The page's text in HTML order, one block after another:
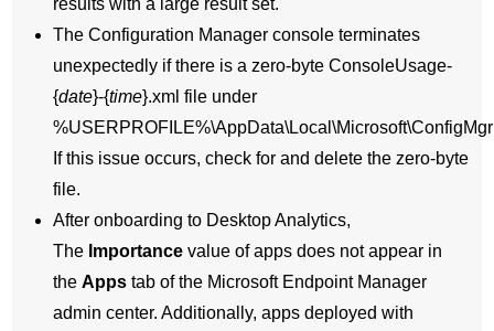
results with a large result set.
The Configuration Manager console terminates
unexpectedly if there is a zero-byte ConsoleUsage-
{date}-{time}.xml file under
If this issue occurs, check for and delete the zero-byte
file.
After onboarding to Desktop Analytics,
The Importance value of apps does not appear in
theAppstab of the Microsoft Endpoint Manager
admin center. Additionally, apps deployed with